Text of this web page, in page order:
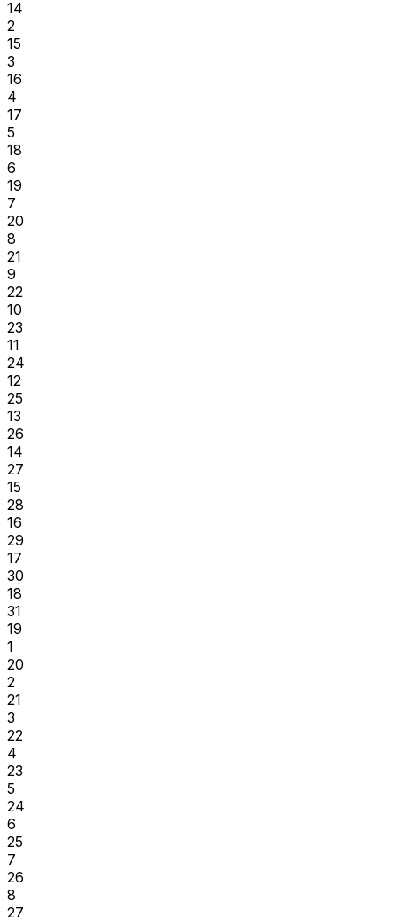
14
2
15
3
16
4
17
5
18
6
19
7
20
8
21
9
22
10
23
11
24
12
25
13
26
14
27
15
28
16
29
17
30
18
31
19
1
20
2
21
3
22
4
23
5
24
6
25
7
26
8
27